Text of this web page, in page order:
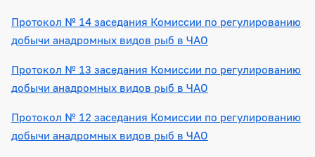
Протокол № 14 заседания Комиссии по регулированию
добычи анадромных видов рыб в ЧАО
Протокол № 13 заседания Комиссии по регулированию
добычи анадромных видов рыб в ЧАО
Протокол № 12 заседания Комиссии по регулированию
добычи анадромных видов рыб в ЧАО